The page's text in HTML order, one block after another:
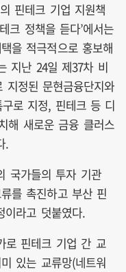
핀테크 기업 지원책
크 정책을 듣다’에서는
을 적극적으로 홍보해
지난 24일 제37차 비
지정된 문현금융단지와
로 지정, 핀테크 등 디
해 새로운 금융 클러스
.
국가들의 투자 기관
를 촉진하고 부산 핀
라고 덧붙였다.
로 핀테크 기업 간 교
있는 교류망(네트워